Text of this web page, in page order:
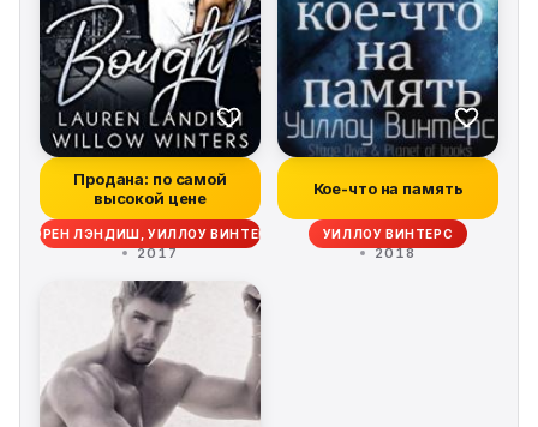
Продана: по самой
высокой цене
ЛОРЕН ЛЭНДИШ, УИЛЛОУ ВИНТЕРС
2017
Кое-что на память
УИЛЛОУ ВИНТЕРС
2018